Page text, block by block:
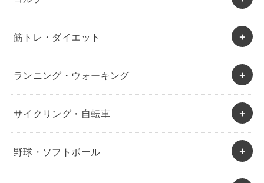
筋トレ・ダイエット
ランニング・ウォーキング
サイクリング・自転車
野球・ソフトボール